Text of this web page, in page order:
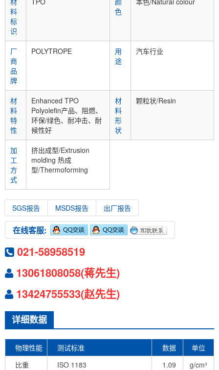
料
标
识
色
厂
商
品
牌
POLYTROPE
用
途
汽车行业
材
料
特
性
Enhanced TPO
Polyolefin产品、阻燃、
环保/绿色、耐冲击、耐
候性好
材
料
形
状
颗粒状/Resin
加
工
方
式
挤出成型/Extrusion
molding 热成
型/Thermoforming
SGS报告 MSDS报告 出厂报告
在线客服:
021-58958519
13061808058(蒋先生)
13424755533(赵先生)
详细数据
物理性能 测试标准 数据
单位
比重
ISO 1183 1.09
g/cm³